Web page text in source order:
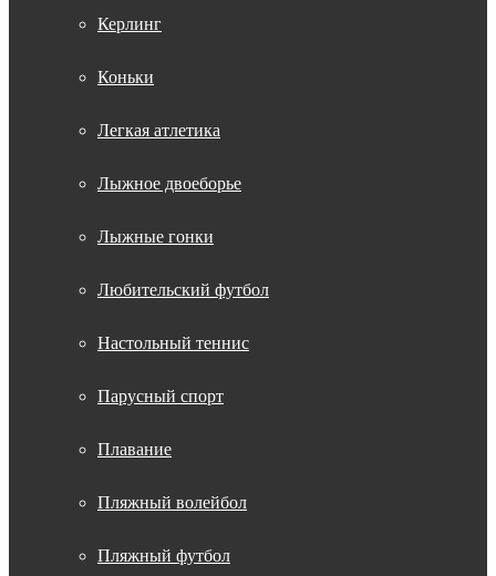
Керлинг
Коньки
Легкая атлетика
Лыжное двоеборье
Лыжные гонки
Любительский футбол
Настольный теннис
Парусный спорт
Плавание
Пляжный волейбол
Пляжный футбол